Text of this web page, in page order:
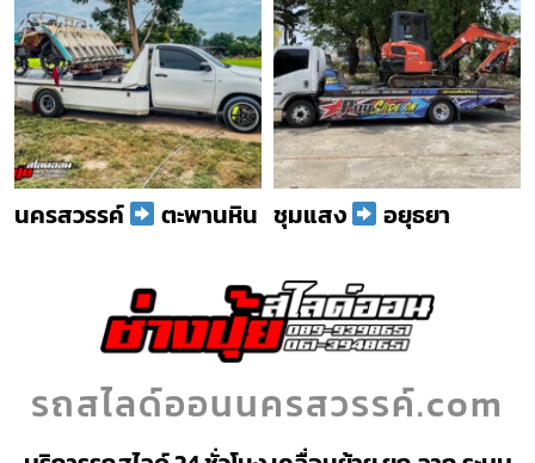
นครสวรรค์ ตะพานหิน ชุมแสง อยุธยา
รถสไลด์ออนนครสวรรค์.com